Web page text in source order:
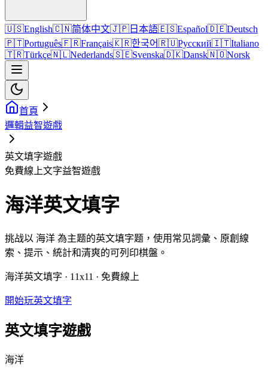
🇺🇸English🇨🇳简体中文🇯🇵 日本語🇪🇸Español🇩🇪Deutsch
🇵🇹Português🇫🇷Français🇰🇷한국어🇷🇺Русский🇮🇹Italiano
🇹🇷Türkçe🇳🇱Nederlands🇸🇪Svenska🇩🇰Dansk🇳🇴Norsk
首頁
邏輯益智遊戲
英文填字遊戲
免費線上文字益智遊戲
海洋英文填字
挑战以 海洋 為主题的英文填字题，使用常见詞彙、原創線
索、提示、統計和清爽的可列印棋盤。
海洋英文填字 · 11x11 · 免費線上
開始玩英文填字
英文填字遊戲
海洋